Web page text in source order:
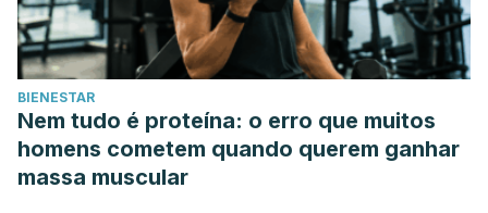
BIENESTAR
Nem tudo é proteína: o erro que muitos
homens cometem quando querem ganhar
massa muscular